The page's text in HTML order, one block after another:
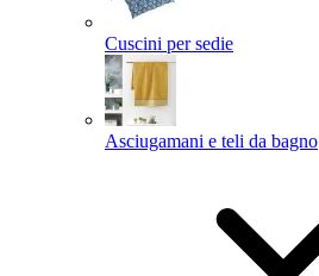
Cuscini per sedie
Asciugamani e teli da bagno